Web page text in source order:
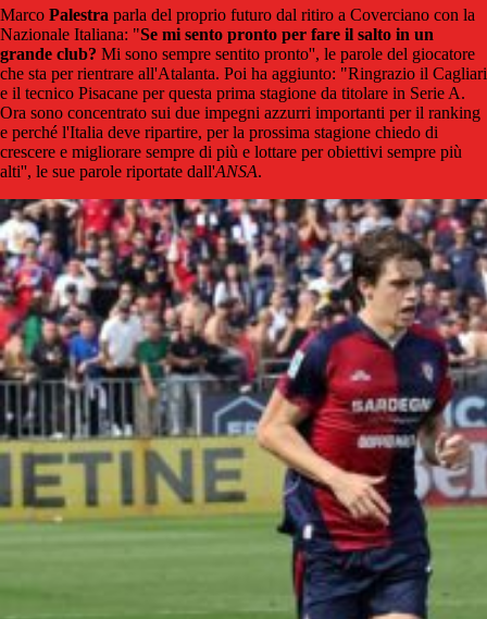
Marco Palestra parla del proprio futuro dal ritiro a Coverciano con la
Nazionale Italiana: "Se mi sento pronto per fare il salto in un
grande club? Mi sono sempre sentito pronto'', le parole del giocatore
che sta per rientrare all'Atalanta. Poi ha aggiunto: "Ringrazio il Cagliari
e il tecnico Pisacane per questa prima stagione da titolare in Serie A.
Ora sono concentrato sui due impegni azzurri importanti per il ranking
e perché l'Italia deve ripartire, per la prossima stagione chiedo di
crescere e migliorare sempre di più e lottare per obiettivi sempre più
alti'', le sue parole riportate dall'ANSA.